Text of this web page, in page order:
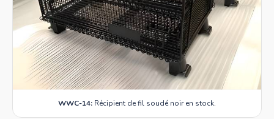
WWC-14: Récipient de fil soudé noir en stock.